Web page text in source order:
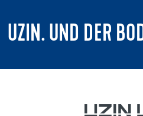
UZIN. UND DER